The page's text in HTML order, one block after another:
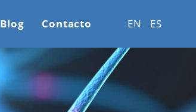
Blog Contacto EN ES